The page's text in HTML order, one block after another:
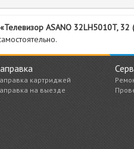
«Телевизор ASANO 32LH5010T,
картриджей
на выезде